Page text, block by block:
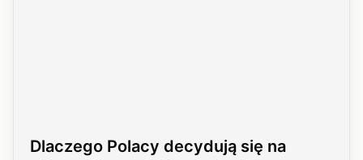
Dlaczego Polacy decydują się na